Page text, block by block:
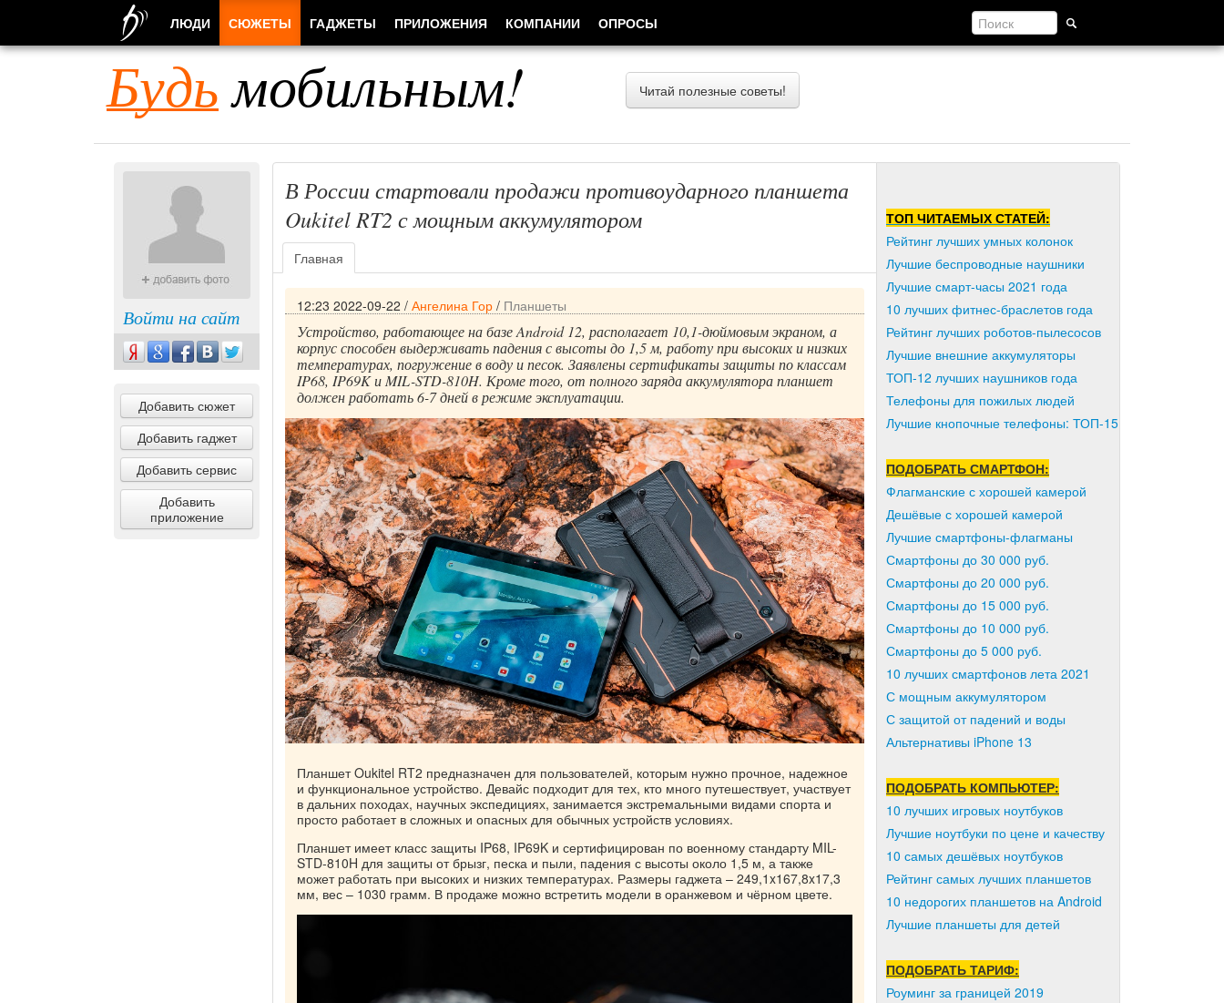
Будьмобильным! Читай полезные советы!
Войти на сайт
Добавить сюжет
Добавить гаджет
Добавить сервис
Добавить
приложение
В России стартовали продажи противоударного планшета
Oukitel RT2 с мощным аккумулятором
Главная
12:23 2022-09-22 / Ангелина Гор / Планшеты
Устройство, работающее на базе Android 12, располагает 10,1-дюймовым экраном, а
корпус способен выдерживать падения с высоты до 1,5 м, работу при высоких и низких
температурах, погружение в воду и песок. Заявлены сертификаты защиты по классам
IP68, IP69K и MIL-STD-810H. Кроме того, от полного заряда аккумулятора планшет
должен работать 6-7 дней в режиме эксплуатации.
Планшет Oukitel RT2 предназначен для пользователей, которым нужно прочное, надежное
и функциональное устройство. Девайс подходит для тех, кто много путешествует, участвует
в дальних походах, научных экспедициях, занимается экстремальными видами спорта и
просто работает в сложных и опасных для обычных устройств условиях.
Планшет имеет класс защиты IP68, IP69K и сертифицирован по военному стандарту MIL-
STD-810H для защиты от брызг, песка и пыли, падения с высоты около 1,5 м, а также
может работать при высоких и низких температурах. Размеры гаджета – 249,1x167,8x17,3
мм, вес – 1030 грамм. В продаже можно встретить модели в оранжевом и чёрном цвете.
ТОП ЧИТАЕМЫХ СТАТЕЙ:
Рейтинг лучших умных колонок
Лучшие беспроводные наушники
Лучшие смарт-часы 2021 года
10 лучших фитнес-браслетов года
Рейтинг лучших роботов-пылесосов
Лучшие внешние аккумуляторы
ТОП-12 лучших наушников года
Телефоны для пожилых людей
Лучшие кнопочные телефоны: ТОП-15
ПОДОБРАТЬ СМАРТФОН:
Флагманские с хорошей камерой
Дешёвые с хорошей камерой
Лучшие смартфоны-флагманы
Смартфоны до 30 000 руб.
Смартфоны до 20 000 руб.
Смартфоны до 15 000 руб.
Смартфоны до 10 000 руб.
Смартфоны до 5 000 руб.
10 лучших смартфонов лета 2021
С мощным аккумулятором
С защитой от падений и воды
Альтернативы iPhone 13
ПОДОБРАТЬ КОМПЬЮТЕР:
10 лучших игровых ноутбуков
Лучшие ноутбуки по цене и качеству
10 самых дешёвых ноутбуков
Рейтинг самых лучших планшетов
10 недорогих планшетов на Android
Лучшие планшеты для детей
ПОДОБРАТЬ ТАРИФ:
Роуминг за границей 2019
ЛЮДИ СЮЖЕТЫ ГАДЖЕТЫ ПРИЛОЖЕНИЯ КОМПАНИИ ОПРОСЫ